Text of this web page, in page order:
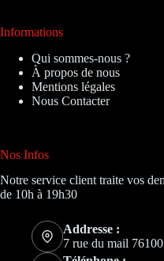
Informations
Qui sommes-nous ?
À propos de nous
Mentions légales
Nous Contacter
Nos Infos
Notre service client traite vos
de 10h à 19h30
Addresse :
7 rue du mail